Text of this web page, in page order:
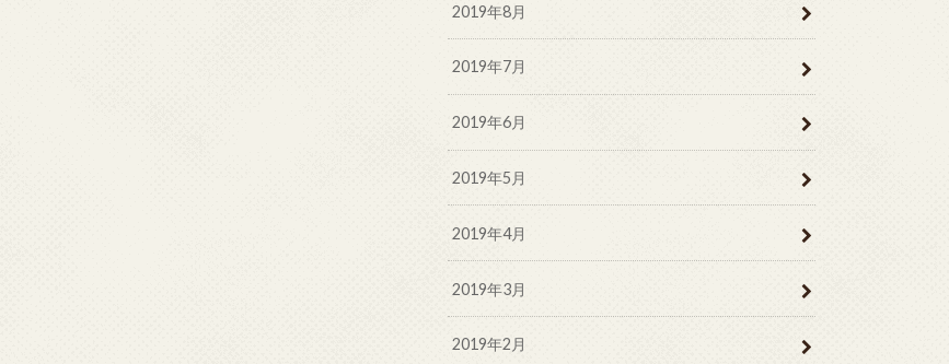
2019年8月
2019年7月
2019年6月
2019年5月
2019年4月
2019年3月
2019年2月